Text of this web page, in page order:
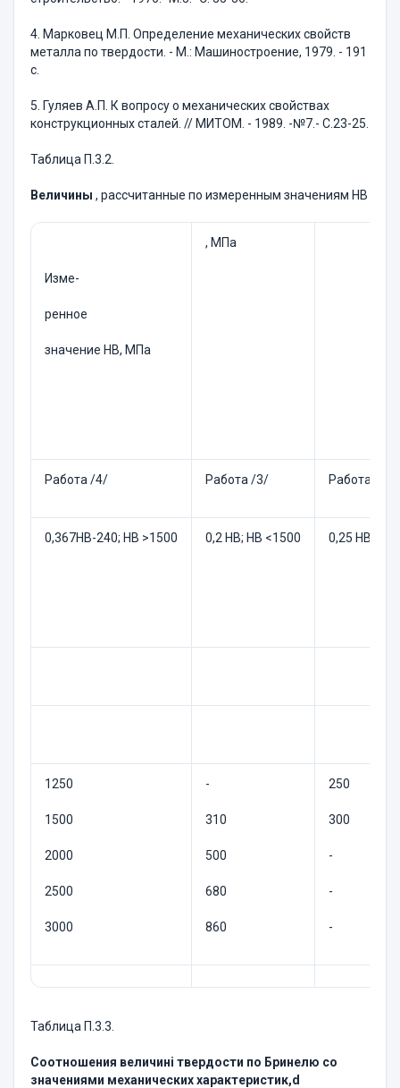
4. Марковец М.П. Определение механических свойств
металла по твердости. - М.: Машиностроение, 1979. - 191
с.
5. Гуляев А.П. К вопросу о механических свойствах
конструкционных сталей. // МИТОМ. - 1989. -№7.- С.23-25.
Таблица П.3.2.
Величины , рассчитанные по измеренным значениям НВ
Изме-
ренное
значение НВ, МПа
, МПа
Работа /4/ Работа /3/ Работа /2/
0,367НВ-240; НВ >1500 0,2 НВ; НВ <1500 0,25 НВ-
1250
1500
2000
2500
3000
-
310
500
680
860
250
300
-
-
-
Таблица П.3.3.
Соотношения величині твердости по Бринелю со
значениями механических характеристик,d